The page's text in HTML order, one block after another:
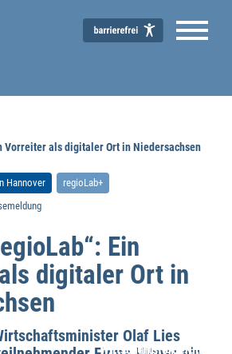
Wirtschaftsförderung
Vorreiter als digitaler Ort in Niedersachsen
Hannover
regioLab+
Ein
digitaler Ort in
Olaf Lies